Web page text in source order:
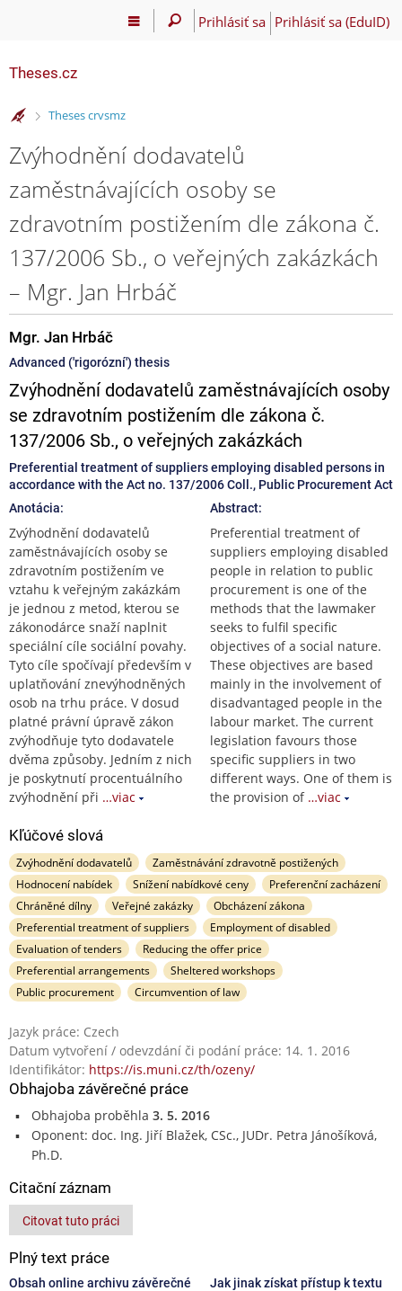
Prihlásiť sa Prihlásiť sa (EduID)
Theses.cz
>
Theses crvsmz
Zvýhodnění dodavatelů
zaměstnávajících osoby se
zdravotním postižením dle zákona č.
137/2006 Sb., o veřejných zakázkách
– Mgr. Jan Hrbáč
Mgr. Jan Hrbáč
Advanced ('rigorózní') thesis
Zvýhodnění dodavatelů zaměstnávajících osoby
se zdravotním postižením dle zákona č.
137/2006 Sb., o veřejných zakázkách
Preferential treatment of suppliers employing disabled persons in
accordance with the Act no. 137/2006 Coll., Public Procurement Act
Anotácia:
Zvýhodnění dodavatelů
zaměstnávajících osoby se
zdravotním postižením ve
vztahu k veřejným zakázkám
je jednou z metod, kterou se
zákonodárce snaží naplnit
speciální cíle sociální povahy.
Tyto cíle spočívají především v
uplatňování znevýhodněných
osob na trhu práce. V dosud
platné právní úpravě zákon
zvýhodňuje tyto dodavatele
dvěma způsoby. Jedním z nich
je poskytnutí procentuálního
zvýhodnění při …viac
Abstract:
Preferential treatment of
suppliers employing disabled
people in relation to public
procurement is one of the
methods that the lawmaker
seeks to fulfil specific
objectives of a social nature.
These objectives are based
mainly in the involvement of
disadvantaged people in the
labour market. The current
legislation favours those
specific suppliers in two
different ways. One of them is
the provision of …viac
Kľúčové slová
Zvýhodnění dodavatelů
Zaměstnávání zdravotně postižených
Hodnocení nabídek
Snížení nabídkové ceny
Preferenční zacházení
Chráněné dílny
Veřejné zakázky
Obcházení zákona
Preferential treatment of suppliers
Employment of disabled
Evaluation of tenders
Reducing the offer price
Preferential arrangements
Sheltered workshops
Public procurement
Circumvention of law
Jazyk práce: Czech
Datum vytvoření / odevzdání či podání práce: 14. 1. 2016
Identifikátor: https://is.muni.cz/th/ozeny/
Obhajoba závěrečné práce
Obhajoba proběhla 3. 5. 2016
Oponent: doc. Ing. Jiří Blažek, CSc., JUDr. Petra Jánošíková,
Ph.D.
Citační záznam
Citovat tuto práci
Plný text práce
Obsah online archivu závěrečné
Jak jinak získat přístup k textu